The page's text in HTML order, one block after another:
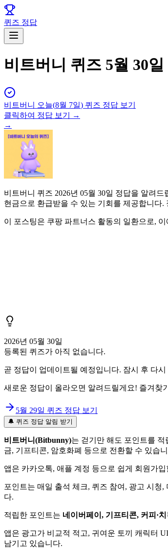
퀴즈 정답
비트버니 퀴즈 5월 30
비트버니 오늘(8월 7일) 퀴즈 정답 보기
클릭하여 정답 보기 →
→
비트버니 퀴즈 2026년 05월 30일 정답을 알려
현금으로 환급받을 수 있는 기회를 제공합니다
이 포스팅은 쿠팡 파트너스 활동의 일환으로,
2026년 05월 30일
등록된 퀴즈가 아직 없습니다.
곧 정답이 업데이트될 예정입니다. 잠시 후 다
새로운 정답이 올라오면 알려드릴게요! 즐겨찾
5월 29일 퀴즈 정답 보기
🔔 퀴즈 정답 알림 받기
비트버니(Bitbunny)는 걷기만 해도 포인트를 적
금, 기프티콘, 암호화폐 등으로 전환할 수 있습
앱은 카카오톡, 애플 계정 등으로 쉽게 회원가입
포인트는 매일 출석 체크, 퀴즈 참여, 광고 시청
다.
적립한 포인트는 네이버페이, 기프티콘, 커피·
앱은 광고가 비교적 적고, 귀여운 토끼 캐릭터
남기고 있습니다.